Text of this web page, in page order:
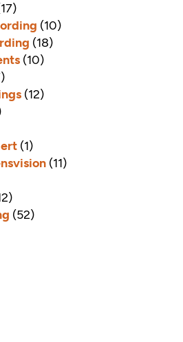
(10)
(18)
(10)
(12)
(1)
(11)
(52)